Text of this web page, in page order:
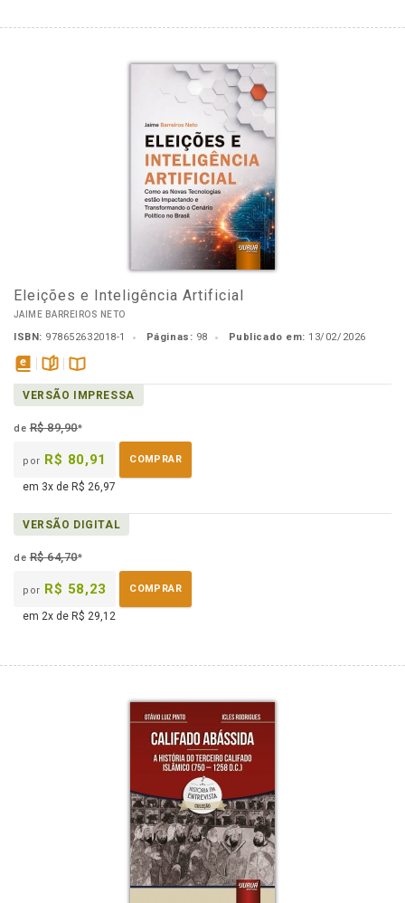
Eleições e Inteligência Artificial
JAIME BARREIROS NETO
ISBN: 978652632018-1 Páginas: 98 Publicado em: 13/02/2026
disponível
em
páginasDisponível
na
VERSÃO IMPRESSA
deR$ 89,90*
por R$ 80,91 COMPRAR
em 3x de R$ 26,97
VERSÃO DIGITAL
deR$ 64,70*
por R$ 58,23 COMPRAR
em 2x de R$ 29,12